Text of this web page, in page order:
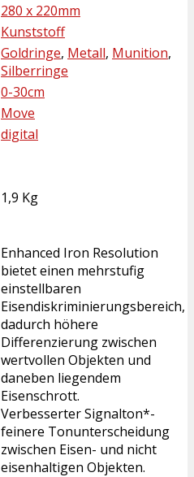
280 x 220mm
Kunststoff
Goldringe, Metall, Munition,
Silberringe
0-30cm
Move
digital
1,9 Kg
Enhanced Iron Resolution
bietet einen mehrstufig
einstellbaren
Eisendiskriminierungsbereich,
dadurch höhere
Differenzierung zwischen
wertvollen Objekten und
daneben liegendem
Eisenschrott.
Verbesserter Signalton*-
feinere Tonunterscheidung
zwischen Eisen- und nicht
eisenhaltigen Objekten.